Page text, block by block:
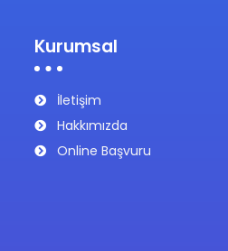
Kurumsal
İletişim
Hakkımızda
Online Başvuru